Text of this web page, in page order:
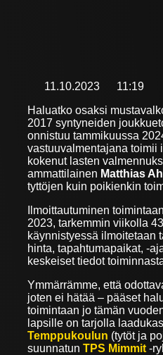
11.10.2023
11:19
Haluatko osaksi
2017 syntyneiden
onnistuu tammikuussa
vastuuvalmentajana toimii
kokenut lasten
ammattilainen Matthias
tyttöjen kuin poikienkin
Ilmoittautuminen
2023, tarkemmin viikolla
käynnistyessä ilmoitetaan
hinta, tapahtumapaikat, -
keskeiset tiedot
Ymmärrämme, että
joten ei hätää – pääset
toimintaan jo tämän
lapsille on tarjolla
Temppukoulun (tytöt ja
suunnatun TPS Mimmit-